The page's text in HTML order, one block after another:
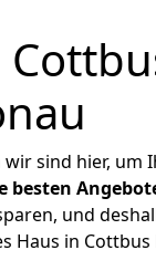
sind hier, um
besten
und
Haus in